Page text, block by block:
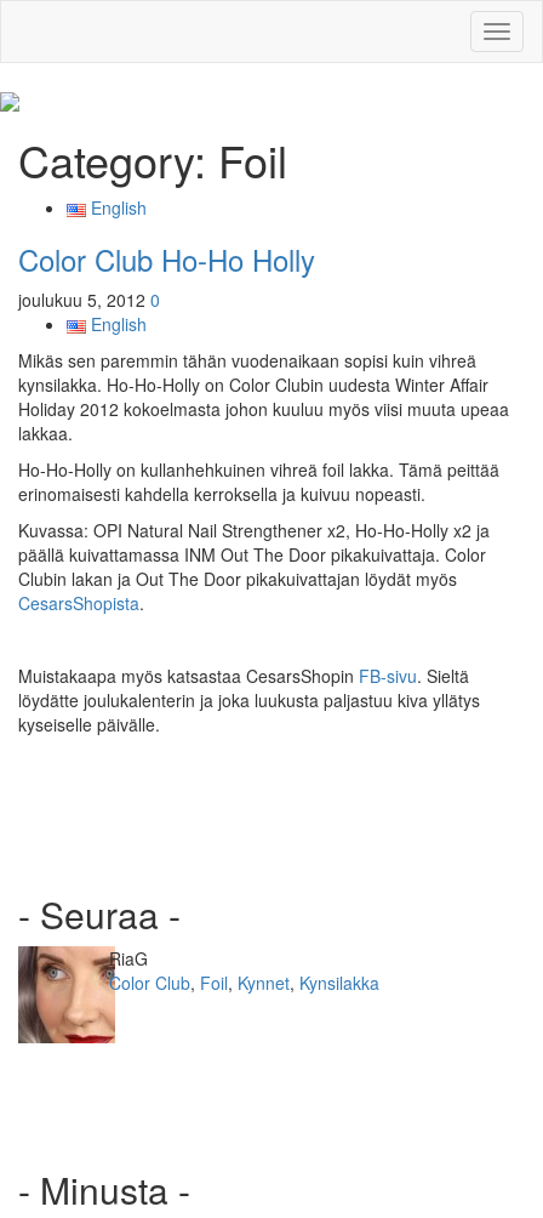
Category: Foil
English
Color Club Ho-Ho Holly
joulukuu 5, 2012 0
English
Mikäs sen paremmin tähän vuodenaikaan sopisi kuin vihreä
kynsilakka. Ho-Ho-Holly on Color Clubin uudesta Winter Affair
Holiday 2012 kokoelmasta johon kuuluu myös viisi muuta upeaa
lakkaa.
Ho-Ho-Holly on kullanhehkuinen vihreä foil lakka. Tämä peittää
erinomaisesti kahdella kerroksella ja kuivuu nopeasti.
Kuvassa: OPI Natural Nail Strengthener x2, Ho-Ho-Holly x2 ja
päällä kuivattamassa INM Out The Door pikakuivattaja. Color
Clubin lakan ja Out The Door pikakuivattajan löydät myös
CesarsShopista.
Muistakaapa myös katsastaa CesarsShopin FB-sivu. Sieltä
löydätte joulukalenterin ja joka luukusta paljastuu kiva yllätys
kyseiselle päivälle.
- Seuraa -
Kirjoittaja
RiaG
Kategoriat
Color Club, Foil, Kynnet, Kynsilakka
- Minusta -